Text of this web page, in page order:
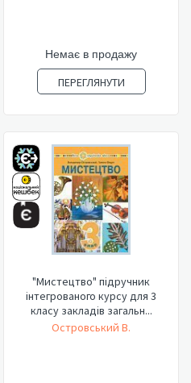
Немає в продажу
ПЕРЕГЛЯНУТИ
"Мистецтво" підручник
інтегрованого курсу для 3
класу закладів загальн...
Островський В.